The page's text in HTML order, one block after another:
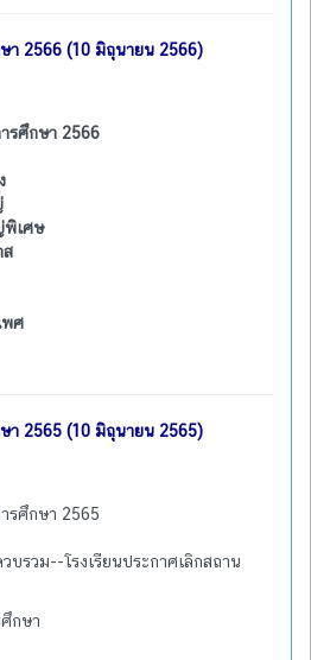
า 2566 (10 มิถุนายน 2566)
รศึกษา 2566
พิเศษ
ส
พศ
า 2565 (10 มิถุนายน 2565)
รศึกษา 2565
บรวม--โรงเรียนประกาศเลิกสถาน
กษา